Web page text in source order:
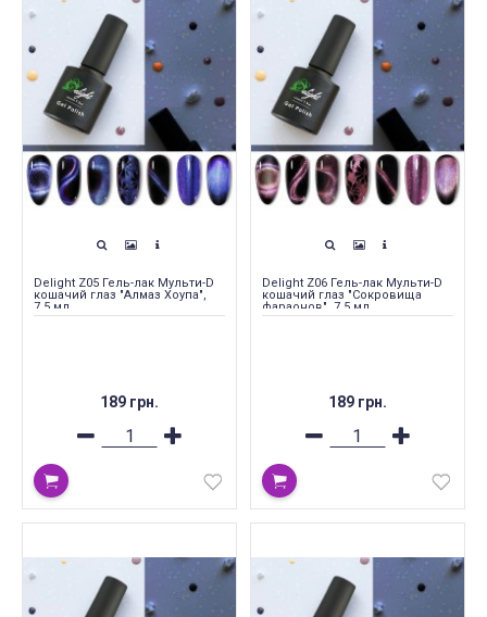
Delight Z05 Гель-лак Мульти-D
кошачий глаз "Алмаз Хоупа",
7.5 мл
189 грн.
Delight Z06 Гель-лак Мульти-D
кошачий глаз "Сокровища
фараонов", 7.5 мл
189 грн.